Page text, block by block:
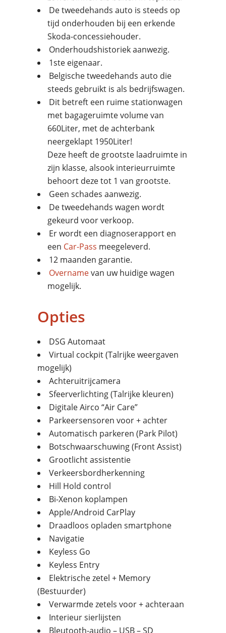
De tweedehands auto is steeds op
tijd onderhouden bij een erkende
Skoda-concessiehouder.
Onderhoudshistoriek aanwezig.
1ste eigenaar.
Belgische tweedehands auto die
steeds gebruikt is als bedrijfswagen.
Dit betreft een ruime stationwagen
met bagageruimte volume van
660Liter, met de achterbank
neergeklapt 1950Liter!
Deze heeft de grootste laadruimte in
zijn klasse, alsook interieurruimte
behoort deze tot 1 van grootste.
Geen schades aanwezig.
De tweedehands wagen wordt
gekeurd voor verkoop.
Er wordt een diagnoserapport en
een Car-Pass meegeleverd.
12 maanden garantie.
Overnamevan uw huidige wagen
mogelijk.
Opties
DSG Automaat
Virtual cockpit (Talrijke weergaven
mogelijk)
Achteruitrijcamera
Sfeerverlichting (Talrijke kleuren)
Digitale Airco “Air Care”
Parkeersensoren voor + achter
Automatisch parkeren (Park Pilot)
Botschwaarschuwing (Front Assist)
Grootlicht assistentie
Verkeersbordherkenning
Hill Hold control
Bi-Xenon koplampen
Apple/Android CarPlay
Draadloos opladen smartphone
Navigatie
Keyless Go
Keyless Entry
Elektrische zetel + Memory
(Bestuurder)
Verwarmde zetels voor + achteraan
Interieur sierlijsten
Bleutooth-audio – USB – SD